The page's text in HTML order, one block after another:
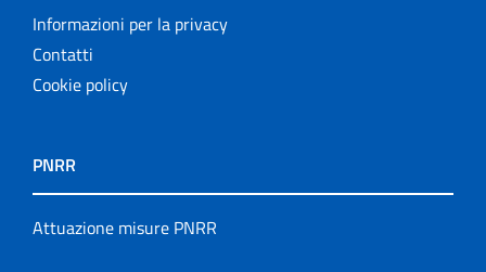
Informazioni per la privacy
Contatti
Cookie policy
PNRR
Attuazione misure PNRR